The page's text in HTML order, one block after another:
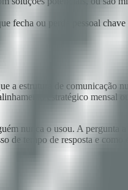
fecha ou perde pessoal
a estrutura de comunicação
estratégico mensal
nunca o usou. A pergunta
tempo de resposta e como